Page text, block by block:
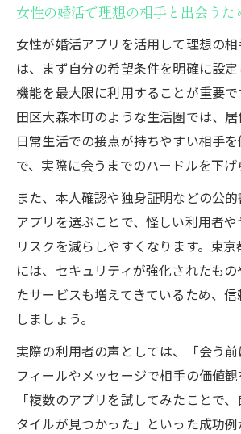
女性の婚活で理想の相手と出会うた
女性が婚活アプリを活用して理想の
は、まず自分の希望条件を明確に設
機能を最大限に利用することが重要
田区大森本町のような生活圏では、居
日常生活での接点が持ちやすい相手
で、実際に会うまでのハードルを下げ
また、本人確認や独身証明などの公
アプリを選ぶことで、怪しい利用者
リスクを減らしやすくなります。東
には、セキュリティが強化されたも
たサービスも増えてきているため、
しましょう。
実際の利用者の声としては、「会う
フィールやメッセージで相手の価値観
「複数のアプリを試してみたことで
タイルが見つかった」といった成功